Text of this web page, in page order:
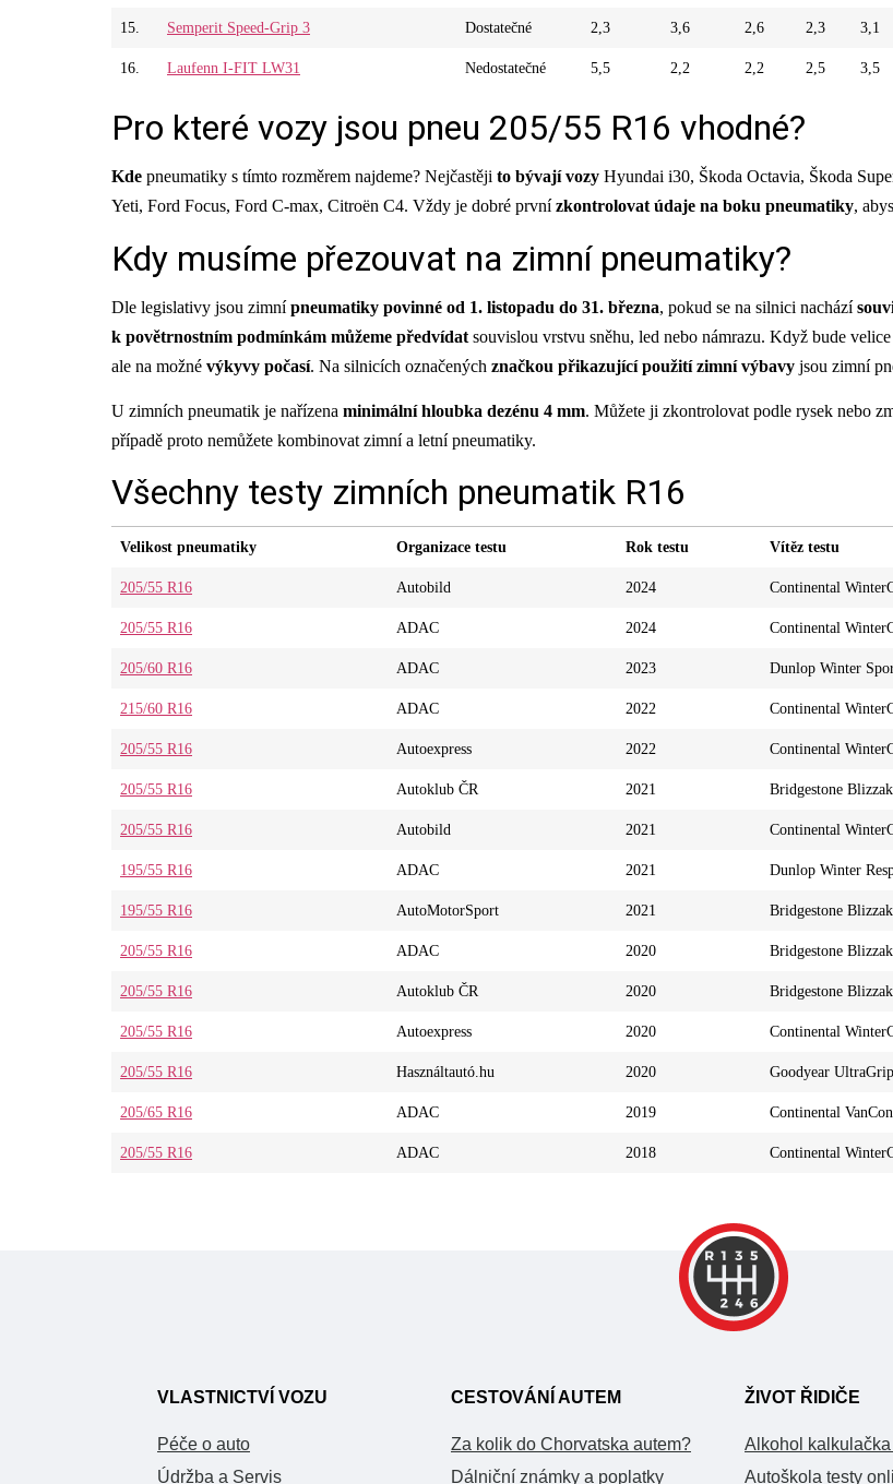
15. Semperit Speed-Grip 3 Dostatečné 2,3 3,6 2,6 2,3 3,1
16. Laufenn I-FIT LW31 Nedostatečné 5,5 2,2 2,2 2,5 3,5
Pro které vozy jsou pneu 205/55 R16 vhodné?
Kde pneumatiky s tímto rozměrem najdeme? Nejčastěji to bývají vozy Hyundai i30, Škoda Octavia, Škoda
Yeti, Ford Focus, Ford C-max, Citroën C4. Vždy je dobré prvnízkontrolovat údaje na boku pneumatiky,
Kdy musíme přezouvat na zimní pneumatiky?
Dle legislativy jsou zimnípneumatiky povinné od 1. listopadu do 31. března, pokud se na silnici nachází
k povětrnostním podmínkám můžeme předvídat souvislou vrstvu sněhu, led nebo námrazu. Když bude
ale na možné výkyvy počasí. Na silnicích označených značkou přikazující použití zimní výbavy jsou zimní
U zimních pneumatik je nařízena minimální hloubka dezénu 4 mm. Můžete ji zkontrolovat podle rysek nebo
případě proto nemůžete kombinovat zimní a letní pneumatiky.
Všechny testy zimních pneumatik R16
Velikost pneumatiky Organizace testu Rok testu Vítěz testu
205/55 R16 Autobild 2024 Continental
205/55 R16 ADAC 2024 Continental
205/60 R16 ADAC 2023 Dunlop Winter
215/60 R16 ADAC 2022 Continental
205/55 R16 Autoexpress 2022 Continental
205/55 R16 Autoklub ČR 2021 Bridgestone
205/55 R16 Autobild 2021 Continental
195/55 R16 ADAC 2021 Dunlop Winter
195/55 R16 AutoMotorSport 2021 Bridgestone
205/55 R16 ADAC 2020 Bridgestone
205/55 R16 Autoklub ČR 2020 Bridgestone
205/55 R16 Autoexpress 2020 Continental
205/55 R16 Használtautó.hu 2020 Goodyear
205/65 R16 ADAC 2019 Continental
205/55 R16 ADAC 2018 Continental
VLASTNICTVÍ VOZU
Péče o auto
Údržba a Servis
CESTOVÁNÍ AUTEM
Za kolik do Chorvatska autem?
Dálniční známky a poplatky
ŽIVOT ŘIDIČE
Alkohol
Autoškola testy